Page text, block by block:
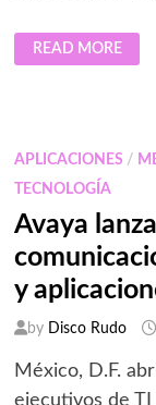
¿CÓMO
TENER
COMMERCE?
READ MORE
APLICACIONES /
TECNOLOGÍA
Avaya
y
by Disco Rudo
México, D.F.
ejecutivos de TI